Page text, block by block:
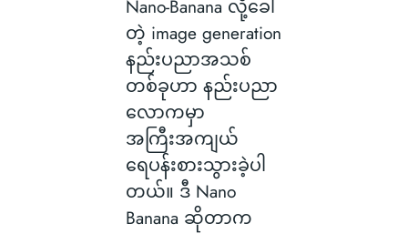
Nano-Banana လို့ခေါ်
တဲ့ image generation
နည်းပညာအသစ်
တစ်ခုဟာ နည်းပညာ
လောကမှာ
အကြီးအကျယ်
ရေပန်းစားသွားခဲ့ပါ
တယ်။ ဒီ Nano
Banana ဆိုတာက